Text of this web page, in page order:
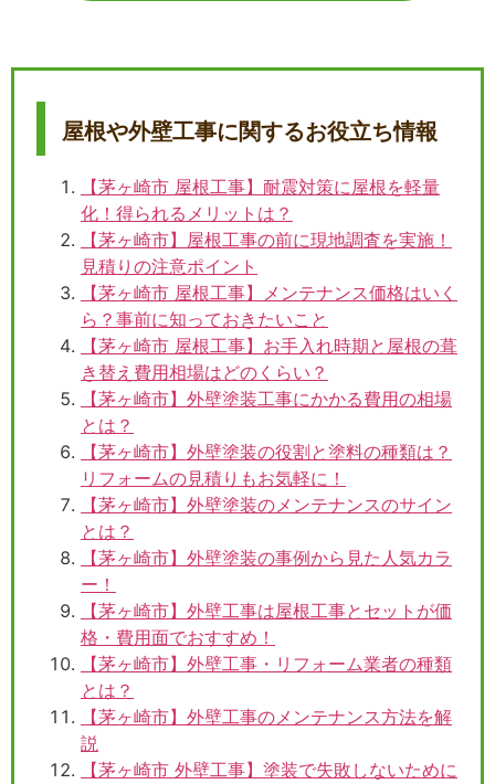
屋根や外壁工事に関するお役立ち情報
【茅ヶ崎市 屋根工事】耐震対策に屋根を軽量
化！得られるメリットは？
【茅ヶ崎市】屋根工事の前に現地調査を実施！
見積りの注意ポイント
【茅ヶ崎市 屋根工事】メンテナンス価格はいく
ら？事前に知っておきたいこと
【茅ヶ崎市 屋根工事】お手入れ時期と屋根の葺
き替え費用相場はどのくらい？
【茅ヶ崎市】外壁塗装工事にかかる費用の相場
とは？
【茅ヶ崎市】外壁塗装の役割と塗料の種類は？
リフォームの見積りもお気軽に！
【茅ヶ崎市】外壁塗装のメンテナンスのサイン
とは？
【茅ヶ崎市】外壁塗装の事例から見た人気カラ
ー！
【茅ヶ崎市】外壁工事は屋根工事とセットが価
格・費用面でおすすめ！
【茅ヶ崎市】外壁工事・リフォーム業者の種類
とは？
【茅ヶ崎市】外壁工事のメンテナンス方法を解
説
【茅ヶ崎市 外壁工事】塗装で失敗しないために